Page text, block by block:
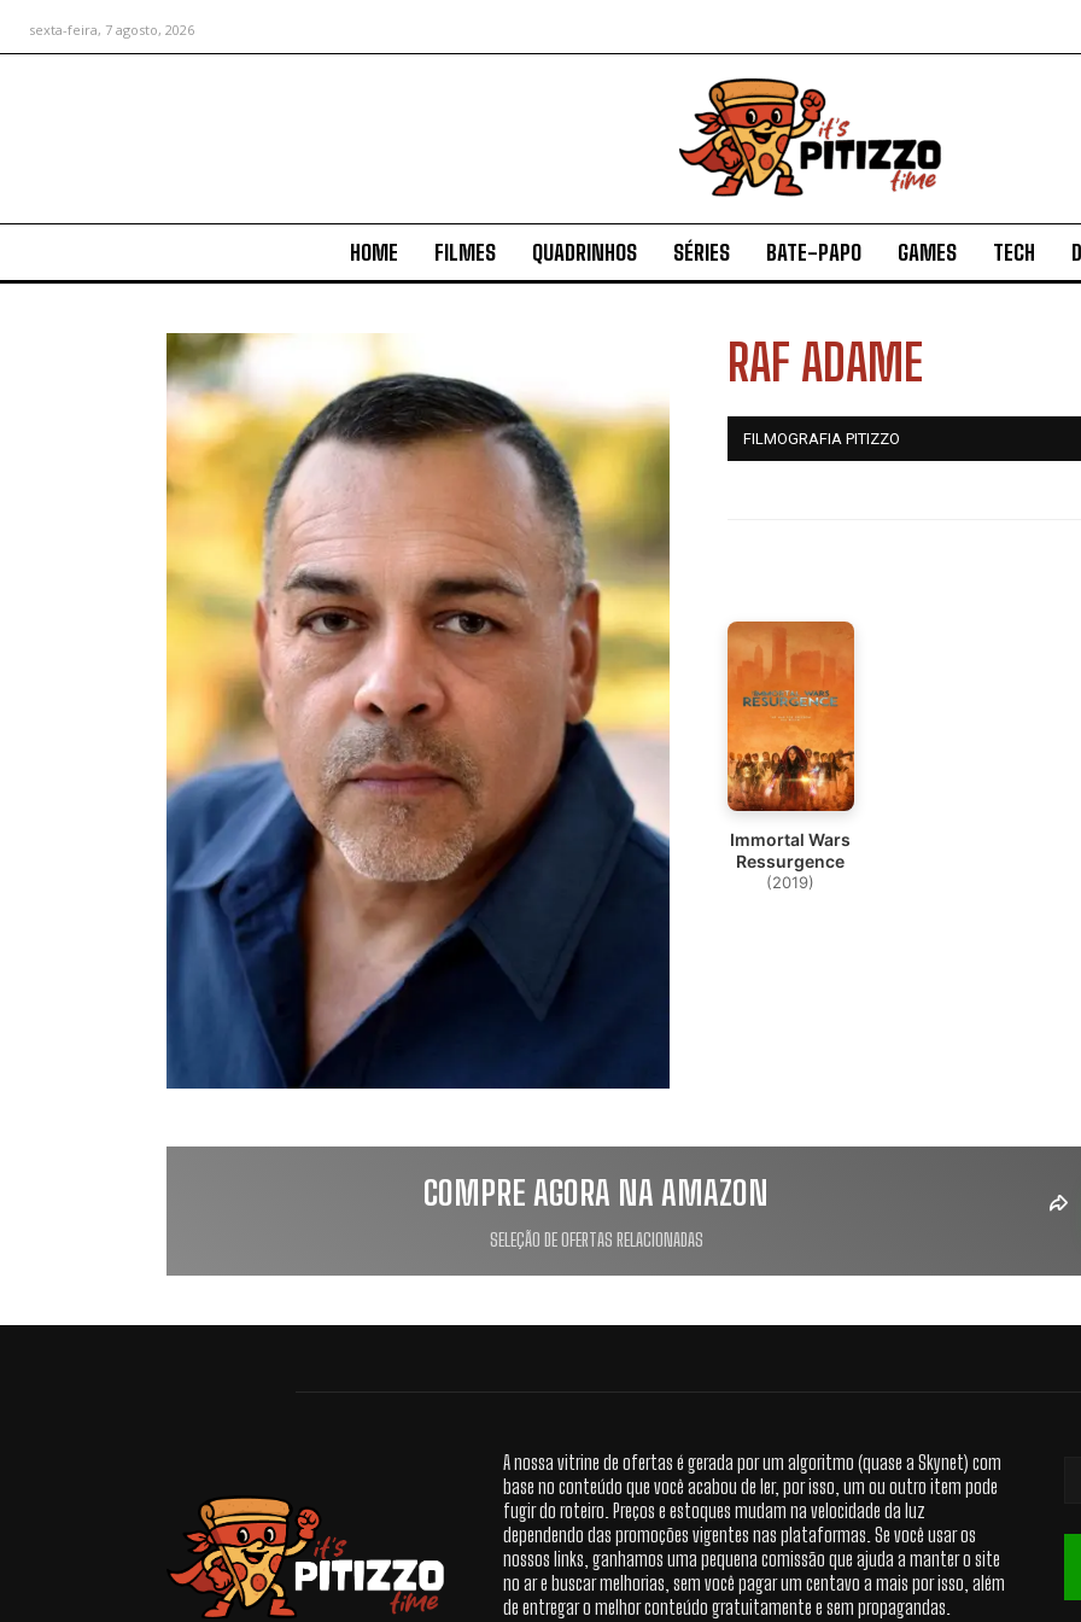
sexta-feira, 7 agosto, 2026
HOME FILMES QUADRINHOS SÉRIES BATE-PAPO GAMES TECH
RAF ADAME
FILMOGRAFIA PITIZZO
Immortal Wars
Ressurgence
(2019)
COMPRE AGORA NA AMAZON
SELEÇÃO DE OFERTAS RELACIONADAS
A nossa vitrine de ofertas é gerada por um algoritmo (quase a Skynet) com
base no conteúdo que você acabou de ler, por isso, um ou outro item pode
fugir do roteiro. Preços e estoques mudam na velocidade da luz
dependendo das promoções vigentes nas plataformas. Se você usar os
nossos links, ganhamos uma pequena comissão que ajuda a manter o site
no ar e buscar melhorias, sem você pagar um centavo a mais por isso, além
de entregar o melhor conteúdo gratuitamente e sem propagandas.